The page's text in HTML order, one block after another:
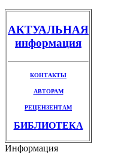
АКТУАЛЬНАЯ
информация
КОНТАКТЫ
АВТОРАМ
РЕЦЕНЗЕНТАМ
БИБЛИОТЕКА
Информация